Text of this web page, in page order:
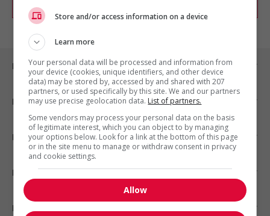
Emplois par ville
Emplois par secteur
Emplois par statut
Emplois par type
Nos suggestions
Store and/or access information on a device
Learn more
Your personal data will be processed and information from
your device (cookies, unique identifiers, and other device
data) may be stored by, accessed by and shared with 207
partners, or used specifically by this site. We and our partners
may use precise geolocation data. List of partners.
Some vendors may process your personal data on the basis
of legitimate interest, which you can object to by managing
your options below. Look for a link at the bottom of this page
or in the site menu to manage or withdraw consent in privacy
and cookie settings.
Allow